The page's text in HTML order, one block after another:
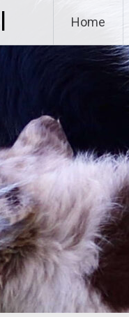
Home